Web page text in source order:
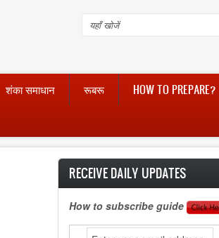
Search
शंका समाधान रूबरू HOW TO PREPARE?
RECEIVE DAILY UPDATES
How to subscribe guide